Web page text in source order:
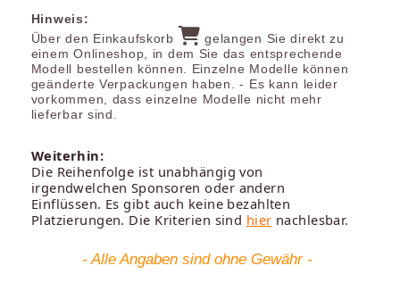
Hinweis:
Über den Einkaufskorb
gelangen Sie direkt zu
einem Onlineshop, in dem Sie das entsprechende
Modell bestellen können. Einzelne Modelle können
geänderte Verpackungen haben. - Es kann leider
vorkommen, dass einzelne Modelle nicht mehr
lieferbar sind.
Weiterhin:
Die Reihenfolge ist unabhängig von
irgendwelchen Sponsoren oder andern
Einflüssen. Es gibt auch keine bezahlten
Platzierungen. Die Kriterien sind hier nachlesbar.
- Alle Angaben sind ohne Gewähr -